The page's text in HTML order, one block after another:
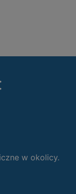
:
w okolicy.